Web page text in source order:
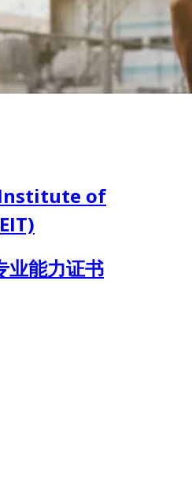
of
业能力证书